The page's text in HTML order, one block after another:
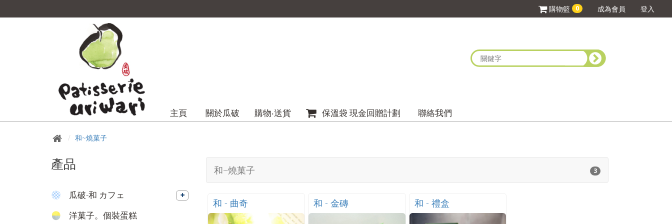
購物籃 0 成為會員 登入
主頁 關於瓜破 購物‧送貨 保溫袋 現金回贈計劃 聯絡我們
和~燒菓子
產品
瓜破-和 カフェ
洋菓子。個裝蛋糕
和~燒菓子 3
和 - 曲奇 和 - 金磚 和 - 禮盒